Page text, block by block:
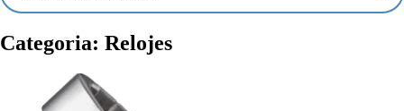
Categoria: Relojes